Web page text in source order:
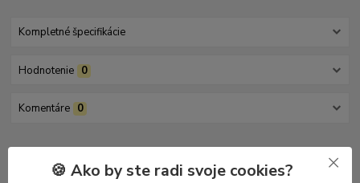
Kompletné špecifikácie
Hodnotenie 0
Komentáre 0
🍪 Ako by ste radi svoje cookies?